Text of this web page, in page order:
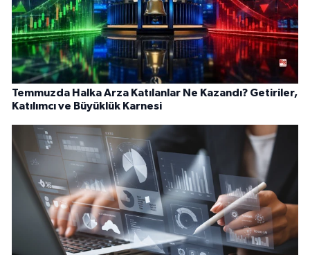
Temmuzda Halka Arza Katılanlar Ne Kazandı? Getiriler,
Katılımcı ve Büyüklük Karnesi